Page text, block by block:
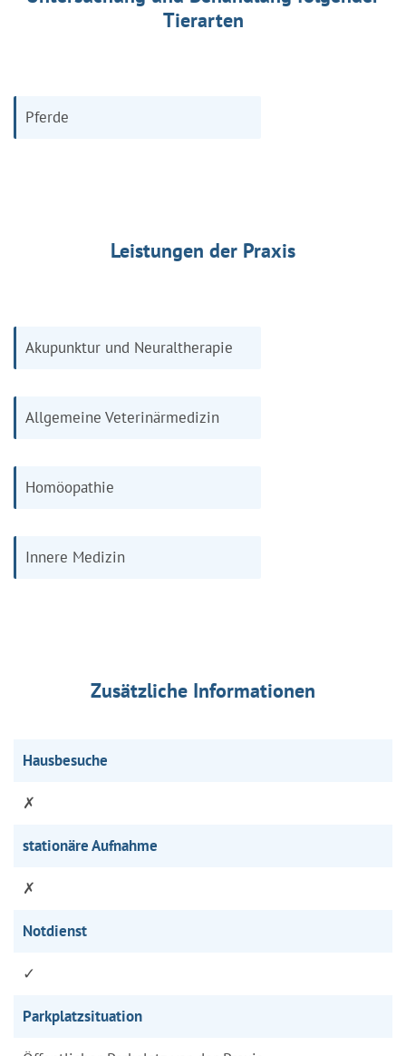
Tierarten
Pferde
Leistungen der Praxis
Akupunktur und Neuraltherapie
Allgemeine Veterinärmedizin
Homöopathie
Innere Medizin
Zusätzliche Informationen
Hausbesuche
✗
stationäre Aufnahme
✗
Notdienst
✓
Parkplatzsituation